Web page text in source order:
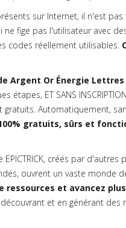
sur Internet, il n'est pas
fige pas l'utilisateur avec
codes réellement utilisables.
Argent Or Énergie
étapes, ET SANS
gratuits. Automatiquement,
gratuits, sûrs et
EPICTRICK, créés par
ouvrent un vaste monde
ressources et avancez
et en générant des